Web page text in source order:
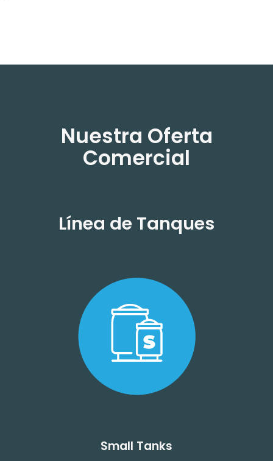
Nuestra Oferta
Comercial
Línea de Tanques
Small Tanks